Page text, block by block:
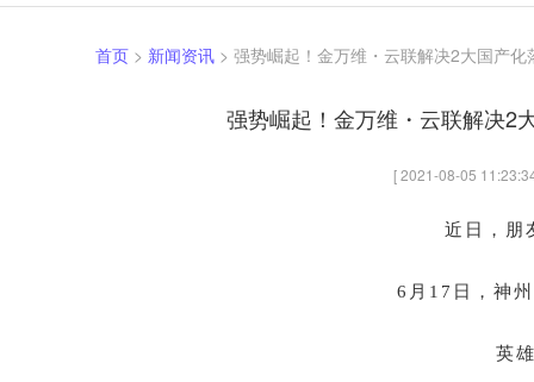
首页 > 新闻资讯 > 强势崛起！金万维・云联解决2大国产
强势崛起！金万维・云联解决2
[ 2021-08-05
近日，朋
6月17日，神
英